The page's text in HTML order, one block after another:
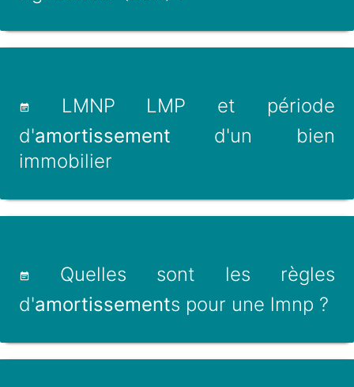
LMNP LMP et période
d'amortissement d'un bien
immobilier
Quelles sont les règles
d'amortissements pour une lmnp ?